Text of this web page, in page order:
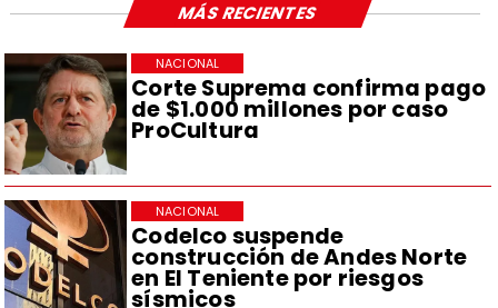
Corte Suprema confirma pago
de $1.000 millones por caso
ProCultura
NACIONAL
Codelco suspende
construcción de Andes Norte
en El Teniente por riesgos
sísmicos
NACIONAL
MÁS RECIENTES